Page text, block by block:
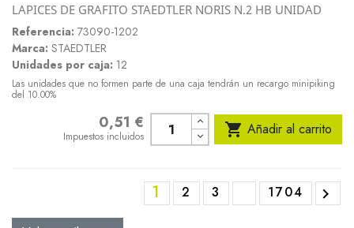
LAPICES DE GRAFITO STAEDTLER NORIS N.2 HB UNIDAD
Referencia: 73090-1202
Marca: STAEDTLER
Unidades por caja: 12
Las unidades que no formen parte de una caja tendrán un recargo minipiking
del 10.00%
0,51 €
Impuestos incluidos  Añadir al carrito
1 2 3 1704 